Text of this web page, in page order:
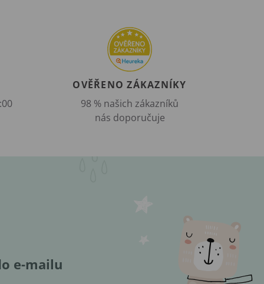
OVĚŘENO ZÁKAZNÍKY
98 % našich zákazníků
nás doporučuje
e-mailu